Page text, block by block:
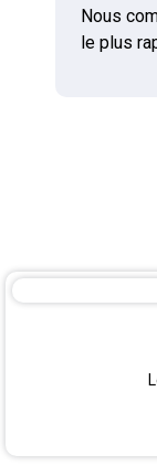
Nous
le plus